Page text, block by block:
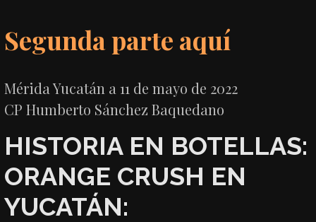
Segunda parte aquí
Mérida Yucatán a 11 de mayo de 2022
CP Humberto Sánchez Baquedano
HISTORIA EN BOTELLAS:
ORANGE CRUSH EN
YUCATÁN: